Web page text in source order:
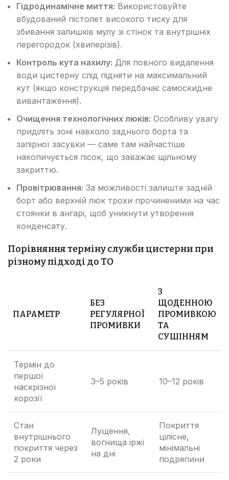
Гідродинамічне миття: Використовуйте
вбудований пістолет високого тиску для
збивання залишків мулу зі стінок та внутрішніх
перегородок (хвилерізів).
Контроль кута нахилу: Для повного видалення
води цистерну слід підняти на максимальний
кут (якщо конструкція передбачає самоскидне
вивантаження).
Очищення технологічних люків: Особливу увагу
приділіть зоні навколо заднього борта та
запірної засувки — саме там найчастіше
накопичується пісок, що заважає щільному
закриттю.
Провітрювання: За можливості залиште задній
борт або верхній люк трохи прочиненими на час
стоянки в ангарі, щоб уникнути утворення
конденсату.
Порівняння терміну служби цистерни при
різному підході до ТО
ПАРАМЕТР
БЕЗ
РЕГУЛЯРНОЇ
ПРОМИВКИ
З
ЩОДЕННОЮ
ПРОМИВКОЮ
ТА
СУШІННЯМ
Термін до
першої
наскрізної
корозії
3–5 років 10–12 років
Стан
внутрішнього
покриття через
2 роки
Лущення,
вогнища іржі
на дні
Покриття
цілісне,
мінімальні
подряпини